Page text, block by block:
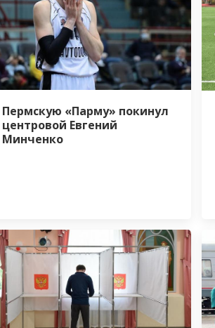
Пермскую «Парму» покинул
центровой Евгений
Минченко